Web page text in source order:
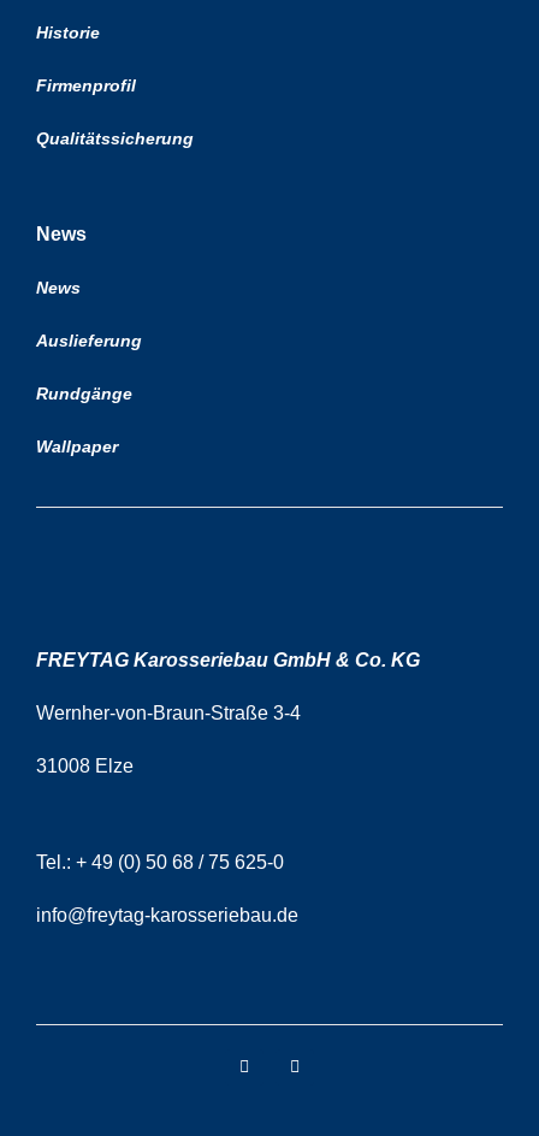
Historie
Firmenprofil
Qualitätssicherung
News
News
Auslieferung
Rundgänge
Wallpaper
FREYTAG Karosseriebau GmbH & Co. KG
Wernher-von-Braun-Straße 3-4
31008 Elze
Tel.: + 49 (0) 50 68 / 75 625-0
info@freytag-karosseriebau.de